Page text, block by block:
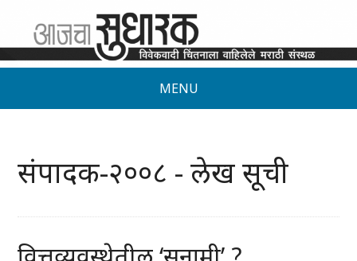
MENU
संपादक-२००८ - लेख सूची